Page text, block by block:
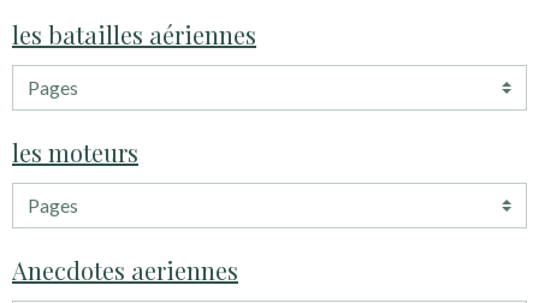
les batailles aériennes
les moteurs
Anecdotes aeriennes